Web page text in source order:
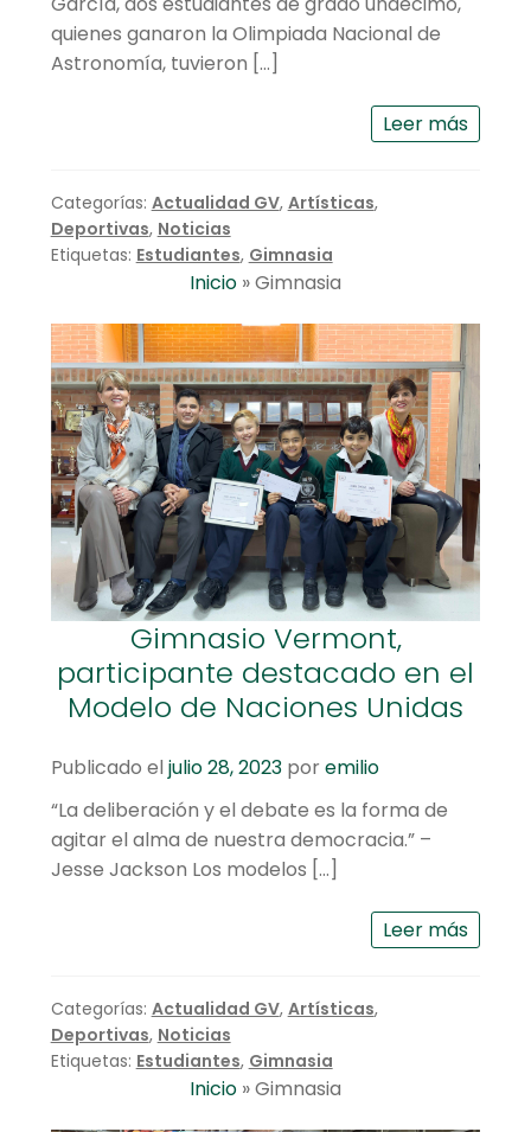
quienes ganaron la Olimpiada Nacional de
Astronomía, tuvieron […]
Leer más
Categorías: Actualidad GV, Artísticas,
Deportivas, Noticias
Etiquetas: Estudiantes, Gimnasia
Inicio »Gimnasia
Gimnasio Vermont,
participante destacado en el
Modelo de Naciones Unidas
Publicado el julio 28, 2023 poremilio
“La deliberación y el debate es la forma de
agitar el alma de nuestra democracia.” –
Jesse Jackson Los modelos […]
Leer más
Categorías: Actualidad GV, Artísticas,
Deportivas, Noticias
Etiquetas: Estudiantes, Gimnasia
Inicio »Gimnasia